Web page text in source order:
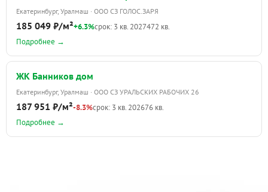
Екатеринбург, Уралмаш · ООО СЗ ГОЛОС.ЗАРЯ
185 049 ₽/м²+6.3%срок: 3 кв. 2027472 кв.
Подробнее →
ЖК Банников дом
Екатеринбург, Уралмаш · ООО СЗ УРАЛЬСКИХ РАБОЧИХ 26
187 951 ₽/м²-8.3%срок: 3 кв. 202676 кв.
Подробнее →